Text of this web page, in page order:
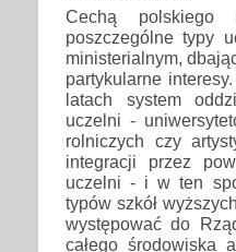
Cechą polskiego
poszczególne typy
ministerialnym,
partykularne
latach system
uczelni -
rolniczych czy
integracji przez
uczelni - i w ten
typów szkół
występować do
całego środowiska